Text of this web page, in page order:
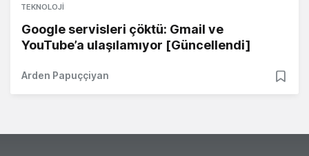
TEKNOLOJI
Google servisleri çöktü: Gmail ve
YouTube’a ulaşılamıyor [Güncellendi]
Arden Papuççiyan